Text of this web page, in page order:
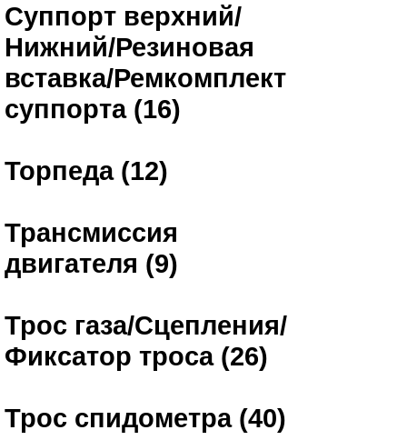
Суппорт верхний/
Нижний/Резиновая
вставка/Ремкомплект
суппорта (16)
Торпеда (12)
Трансмиссия
двигателя (9)
Трос газа/Сцепления/
Фиксатор троса (26)
Трос спидометра (40)